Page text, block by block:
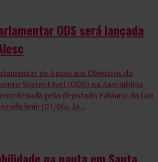
ODS será lançada
de Apoio aos Objetivos do
Sustentável (ODS) na Assembleia
pelo deputado Fabiano da Luz
hoje (01/06), às...
na pauta em Santa